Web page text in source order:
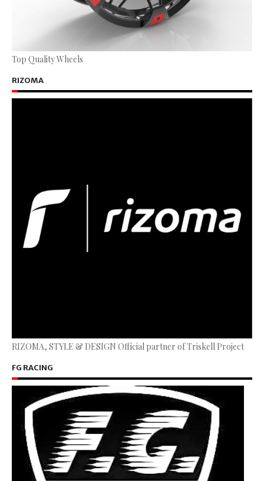
Top Quality Wheels
RIZOMA
RIZOMA, STYLE & DESIGN Official partner of Triskell Project
FG RACING